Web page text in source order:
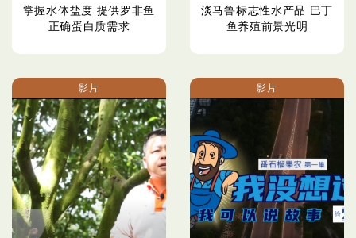
掌握水体盐度 提供罗非鱼
正确蛋白质需求
淡马鲁标志性水产品 巴丁
鱼养殖前景光明
影片 影片